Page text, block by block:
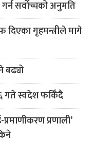
सर्वोच्चको अनुमति
दिएका गृहमन्त्रीले मागे
बढ्यो
गते स्वदेश फर्किँदै
प्रणाली’